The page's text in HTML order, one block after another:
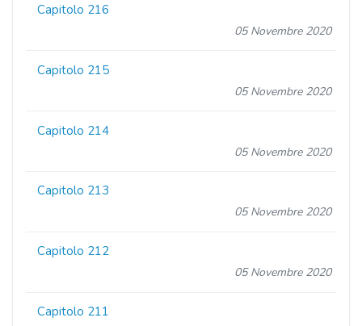
Capitolo 216
05 Novembre 2020
Capitolo 215
05 Novembre 2020
Capitolo 214
05 Novembre 2020
Capitolo 213
05 Novembre 2020
Capitolo 212
05 Novembre 2020
Capitolo 211